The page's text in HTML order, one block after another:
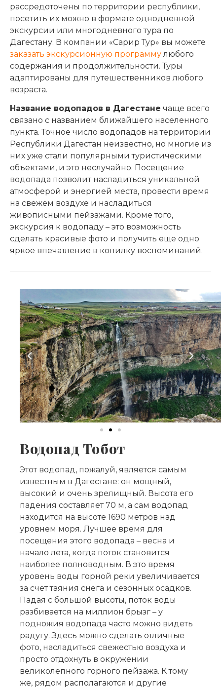
рассредоточены по территории республики,
посетить их можно в формате однодневной
экскурсии или многодневного тура по
Дагестану. В компании «Сарир Тур» вы можете
заказать экскурсионную программулюбого
содержания и продолжительности. Туры
адаптированы для путешественников любого
возраста.
Название водопадов в Дагестане чаще всего
связано с названием ближайшего населенного
пункта. Точное число водопадов на территории
Республики Дагестан неизвестно, но многие из
них уже стали популярными туристическими
объектами, и это неслучайно. Посещение
водопада позволит насладиться уникальной
атмосферой и энергией места, провести время
на свежем воздухе и насладиться
живописными пейзажами. Кроме того,
экскурсия к водопаду – это возможность
сделать красивые фото и получить еще одно
яркое впечатление в копилку воспоминаний.
Водопад Тобот
Этот водопад, пожалуй, является самым
известным в Дагестане: он мощный,
высокий и очень зрелищный. Высота его
падения составляет 70 м, а сам водопад
находится на высоте 1690 метров над
уровнем моря. Лучшее время для
посещения этого водопада – весна и
начало лета, когда поток становится
наиболее полноводным. В это время
уровень воды горной реки увеличивается
за счет таяния снега и сезонных осадков.
Падая с большой высоты, поток воды
разбивается на миллион брызг – у
подножия водопада часто можно видеть
радугу. Здесь можно сделать отличные
фото, насладиться свежестью воздуха и
просто отдохнуть в окружении
великолепного горного пейзажа. К тому
же, рядом располагаются и другие